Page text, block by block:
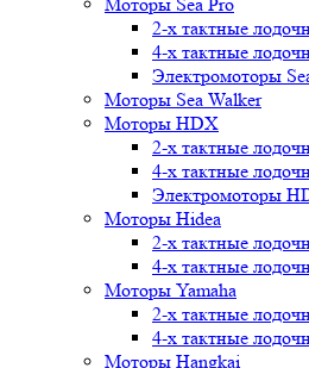
2-х тактные
4-х тактные
Электромоторы
Моторы Sea Walker
Моторы HDX
2-х тактные
4-х тактные
Электромоторы
Моторы Hidea
2-х тактные
4-х тактные
Моторы Yamaha
2-х тактные
4-х тактные
Моторы Hangkai